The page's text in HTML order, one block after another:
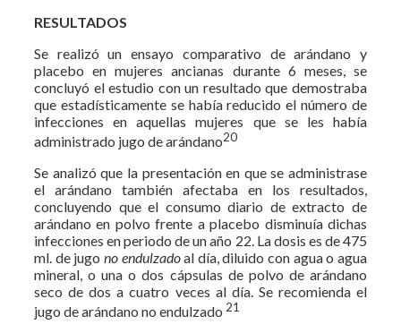
RESULTADOS
Se realizó un ensayo comparativo de arándano y
placebo en mujeres ancianas durante 6 meses, se
concluyó el estudio con un resultado que demostraba
que estadísticamente se había reducido el número de
infecciones en aquellas mujeres que se les había
administrado jugo de arándano20
Se analizó que la presentación en que se administrase
el arándano también afectaba en los resultados,
concluyendo que el consumo diario de extracto de
arándano en polvo frente a placebo disminuía dichas
infecciones en periodo de un año 22. La dosis es de 475
ml. de jugo no endulzadoal día, diluido con agua o agua
mineral, o una o dos cápsulas de polvo de arándano
seco de dos a cuatro veces al día. Se recomienda el
jugo de arándano no endulzado 21